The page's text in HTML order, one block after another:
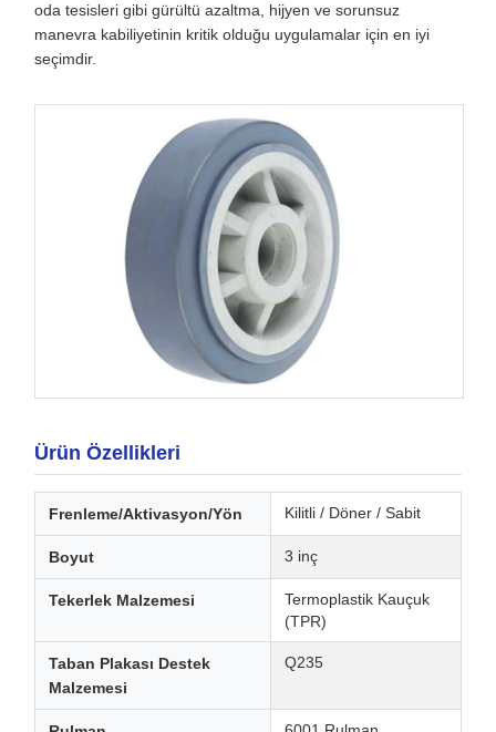
oda tesisleri gibi gürültü azaltma, hijyen ve sorunsuz
manevra kabiliyetinin kritik olduğu uygulamalar için en iyi
seçimdir.
Ürün Özellikleri
Frenleme/Aktivasyon/Yön Kilitli / Döner / Sabit
Boyut 3 inç
Tekerlek Malzemesi
Termoplastik Kauçuk
(TPR)
Taban Plakası Destek
Malzemesi
Q235